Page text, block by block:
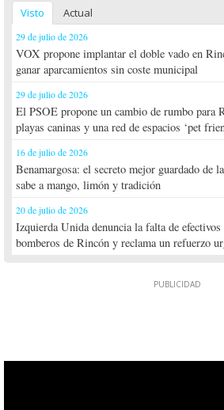
Visto Actual
29 de julio de 2026
VOX propone implantar el doble vado en
ganar aparcamientos sin coste municipal
29 de julio de 2026
El PSOE propone un cambio de rumbo para
playas caninas y una red de espacios ‘pet
16 de julio de 2026
Benamargosa: el secreto mejor guardado de
sabe a mango, limón y tradición
20 de julio de 2026
Izquierda Unida denuncia la falta de efectivos
bomberos de Rincón y reclama un refuerzo